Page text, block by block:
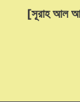
[সূরাহ আল